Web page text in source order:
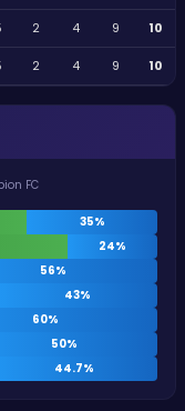
2 4 9 10
2 4 9 10
FC
35%
24%
56%
43%
60%
50%
44.7%